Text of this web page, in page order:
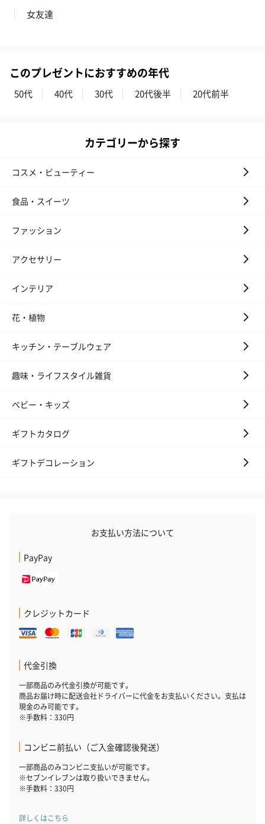
フラワーテディベア
（2,390円）
紅茶・コーヒー・スイーツ
紅茶・コーヒー・スイーツを同梱してお届けいたします。ギフト
アールグレイ（HAPPY
BIRTHDAY TO YOU）
フルーツティ
スイーツ
です。
ゼリーバウム カット
3層デザート
スキンケアグッズを同梱してお届けします。
ハンドクリーム3本セッ
ト【ありがとう】
（1,100円）
ドクリーム（ピンクグ
レープフルーツ）
ッシュローズ
リラックスグッズを同梱してお届けします。
女友達
このプレゼントにおすすめの年代
50代 40代 30代 20代後半 20代前半
カテゴリーから探す
コスメ・ビューティー
食品・スイーツ
ファッション
アクセサリー
インテリア
花・植物
キッチン・テーブルウェア
趣味・ライフスタイル雑貨
ベビー・キッズ
ギフトカタログ
ギフトデコレーション
お支払い方法について
PayPay
クレジットカード
代金引換
一部商品のみ代金引換が可能です。
商品お届け時に配送会社ドライバーに代金をお支払いください。支払は
現金のみ可能です。
※手数料：330円
コンビニ前払い（ご入金確認後発送）
一部商品のみコンビニ支払いが可能です。
※セブンイレブンは取り扱いできません。
※手数料：330円
詳しくはこちら